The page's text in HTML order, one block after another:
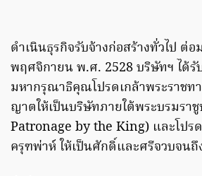
ดำเนินธุรกิจรับจ้างก่อสร้างทั่วไป ต่อ
พฤศจิกายน พ.ศ. 2528 บริษัทฯ ได้รั
มหากรุณาธิคุณโปรดเกล้าพระราชท
ญาตให้เป็นบริษัทภายใต้พระบรมรา
Patronage by the King) และโปร
ครุฑพ่าห์ ให้เป็นศักดิ์และศรีจวบจน